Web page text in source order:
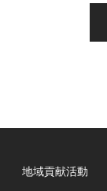
地域貢献活動